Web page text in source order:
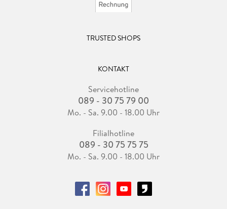
TRUSTED SHOPS
KONTAKT
Servicehotline
089 - 30 75 79 00
Mo. - Sa. 9.00 - 18.00 Uhr
Filialhotline
089 - 30 75 75 75
Mo. - Sa. 9.00 - 18.00 Uhr